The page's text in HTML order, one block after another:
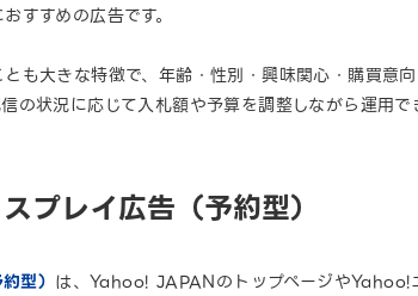
おすすめの広告です。
も大きな特徴で、年齢・性別・興味関心・購買意
の状況に応じて入札額や予算を調整しながら運用で
プレイ広告（予約型）
型） は、Yahoo! JAPANのトップページやYahoo!